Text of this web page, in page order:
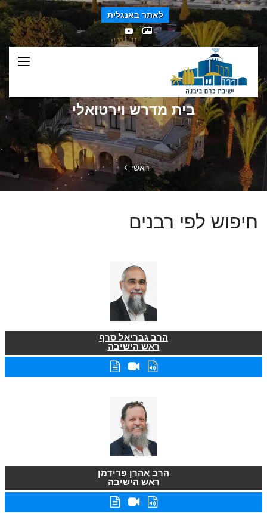
לאתר באנגלית
בית מדרש וירטואלי
ראשי
חיפוש לפי רבנים
הרב גבריאל סרף
ראש הישיבה
הרב אהרן פרידמן
ראש הישיבה